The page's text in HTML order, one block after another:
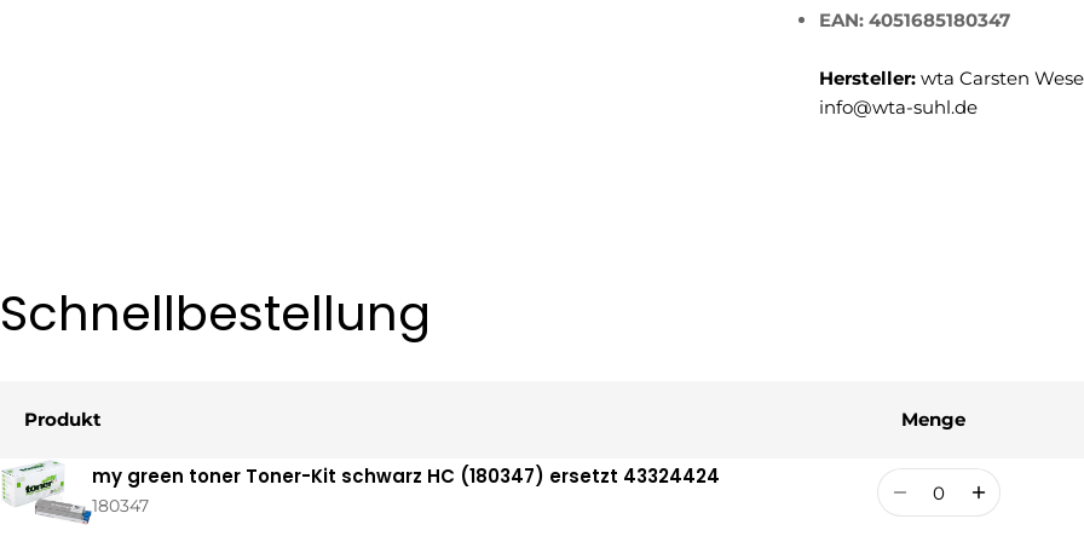
EAN: 4051685180347
Hersteller: wta Carsten
info@wta-suhl.de
Schnellbestellung
Ihr
Warenkorb
Produkt Menge
my green toner Toner-Kit schwarz HC (180347) ersetzt 43324424
180347
Menge